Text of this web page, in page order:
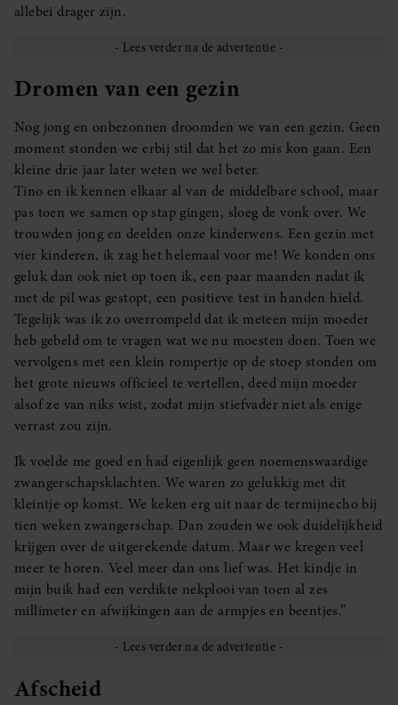
allebei drager zijn.
Dromen van een gezin
Nog jong en onbezonnen droomden we van een gezin. Geen
moment stonden we erbij stil dat het zo mis kon gaan. Een
kleine drie jaar later weten we wel beter.
Tino en ik kennen elkaar al van de middelbare school, maar
pas toen we samen op stap gingen, sloeg de vonk over. We
trouwden jong en deelden onze kinderwens. Een gezin met
vier kinderen, ik zag het helemaal voor me! We konden ons
geluk dan ook niet op toen ik, een paar maanden nadat ik
met de pil was gestopt, een positieve test in handen hield.
Tegelijk was ik zo overrompeld dat ik meteen mijn moeder
heb gebeld om te vragen wat we nu moesten doen. Toen we
vervolgens met een klein rompertje op de stoep stonden om
het grote nieuws officieel te vertellen, deed mijn moeder
alsof ze van niks wist, zodat mijn stiefvader niet als enige
verrast zou zijn.
Ik voelde me goed en had eigenlijk geen noemenswaardige
zwangerschapsklachten. We waren zo gelukkig met dit
kleintje op komst. We keken erg uit naar de termijnecho bij
tien weken zwangerschap. Dan zouden we ook duidelijkheid
krijgen over de uitgerekende datum. Maar we kregen veel
meer te horen. Veel meer dan ons lief was. Het kindje in
mijn buik had een verdikte nekplooi van toen al zes
millimeter en afwijkingen aan de armpjes en beentjes.”
Afscheid